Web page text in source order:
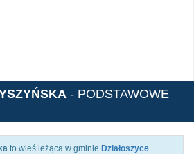
- PODSTAWOWE
to wieś leżąca w gminie Działoszyce.